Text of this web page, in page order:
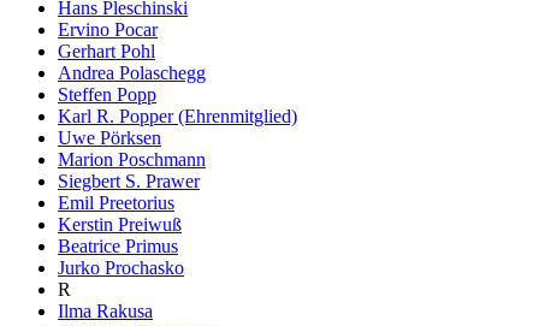
Hans Pleschinski
Ervino Pocar
Gerhart Pohl
Andrea Polaschegg
Steffen Popp
Karl R. Popper (Ehrenmitglied)
Uwe Pörksen
Marion Poschmann
Siegbert S. Prawer
Emil Preetorius
Kerstin Preiwuß
Beatrice Primus
Jurko Prochasko
R
Ilma Rakusa